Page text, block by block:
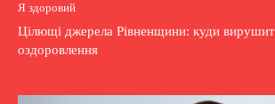
Я здоровий
Цілющі джерела Рівненщини: куди
оздоровлення